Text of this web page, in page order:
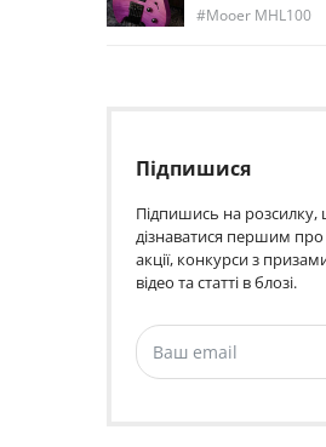
Mooer MHL100
Підпишися
Підпишись на
дізнаватися першим
акції, конкурси з
відео та статті в блозі.